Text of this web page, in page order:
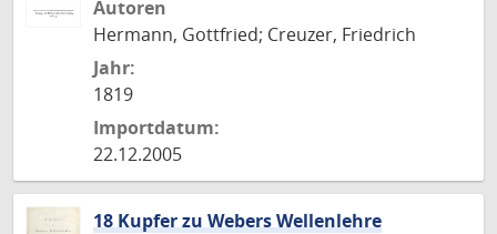
Autoren
Hermann, Gottfried; Creuzer, Friedrich
Jahr:
1819
Importdatum:
22.12.2005
18 Kupfer zu Webers Wellenlehre